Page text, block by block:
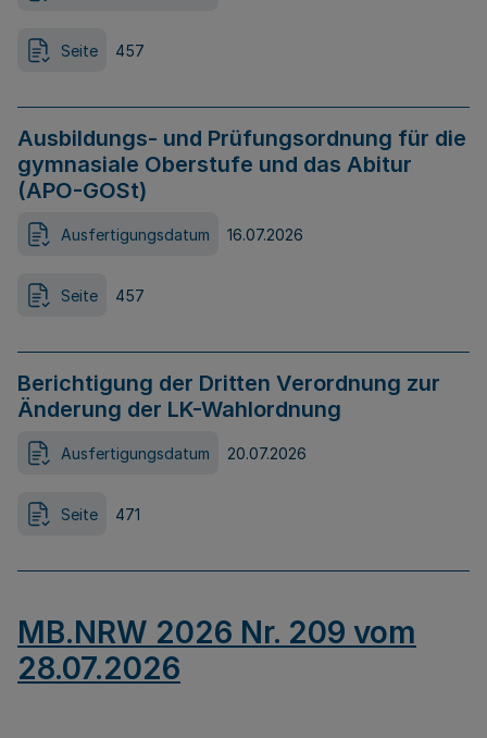
Seite 457
Ausbildungs- und Prüfungsordnung für die
gymnasiale Oberstufe und das Abitur
(APO-GOSt)
Ausfertigungsdatum 16.07.2026
Seite 457
Berichtigung der Dritten Verordnung zur
Änderung der LK-Wahlordnung
Ausfertigungsdatum 20.07.2026
Seite 471
MB.NRW 2026 Nr. 209 vom
28.07.2026